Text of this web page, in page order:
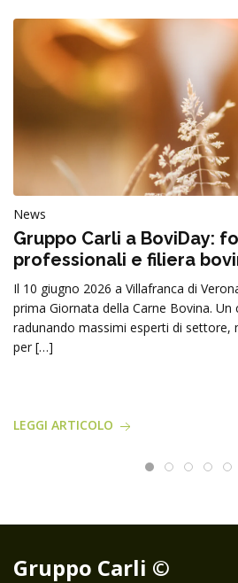
News
Gruppo Carli a BoviDay:
professionali e filiera
Il 10 giugno 2026 a Villafranca di
prima Giornata della Carne Bovina. Un
radunando massimi esperti di settore,
per […]
LEGGI ARTICOLO
Gruppo Carli ©